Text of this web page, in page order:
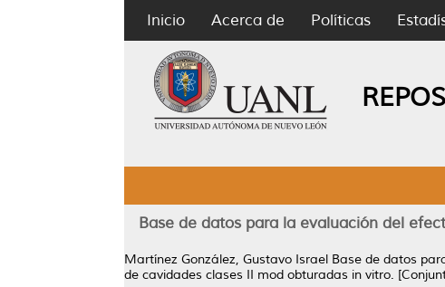
Inicio Acerca de Políticas
Base de datos para la evaluación del
Martínez González, Gustavo Israel Base de datos
de cavidades clases II mod obturadas in vitro.